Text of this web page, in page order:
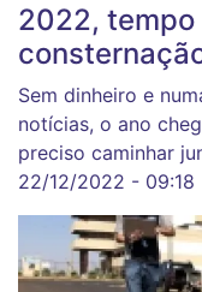
2022, tempo
Sem dinheiro e
notícias, o ano
preciso caminhar
22/12/2022 - 09:18